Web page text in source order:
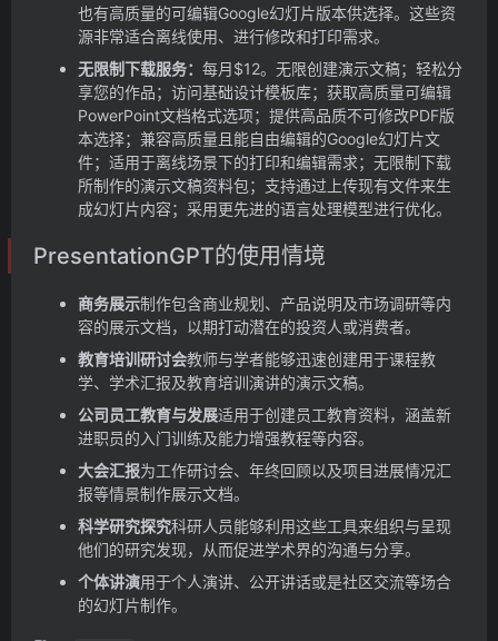
也有高质量的可编辑Google幻灯片版本供选择。这些资
源非常适合离线使用、进行修改和打印需求。
无限制下载服务： 每月$12。无限创建演示文稿；轻松分
享您的作品；访问基础设计模板库；获取高质量可编辑
PowerPoint文档格式选项；提供高品质不可修改PDF版
本选择；兼容高质量且能自由编辑的Google幻灯片文
件；适用于离线场景下的打印和编辑需求；无限制下载
所制作的演示文稿资料包；支持通过上传现有文件来生
成幻灯片内容；采用更先进的语言处理模型进行优化。
PresentationGPT的使用情境
商务展示制作包含商业规划、产品说明及市场调研等内
容的展示文档，以期打动潜在的投资人或消费者。
教育培训研讨会教师与学者能够迅速创建用于课程教
学、学术汇报及教育培训演讲的演示文稿。
公司员工教育与发展适用于创建员工教育资料，涵盖新
进职员的入门训练及能力增强教程等内容。
大会汇报为工作研讨会、年终回顾以及项目进展情况汇
报等情景制作展示文档。
科学研究探究科研人员能够利用这些工具来组织与呈现
他们的研究发现，从而促进学术界的沟通与分享。
个体讲演用于个人演讲、公开讲话或是社区交流等场合
的幻灯片制作。